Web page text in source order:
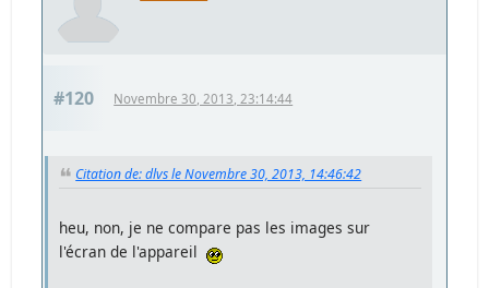
#120 Novembre 30, 2013, 23:14:44
Citation de: dlvs le Novembre 30, 2013, 14:46:42
heu, non, je ne compare pas les images sur
l'écran de l'appareil